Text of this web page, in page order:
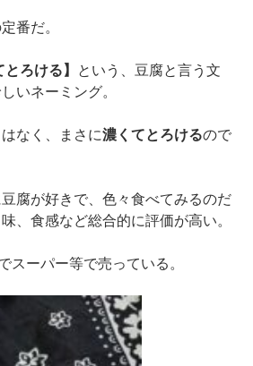
番だ。
とろける】 という、豆腐と言う文
いネーミング。
なく、まさに濃くてとろけるので
腐が好きで、色々食べてみるのだ
、食感など総合的に評価が高い。
スーパー等で売っている。